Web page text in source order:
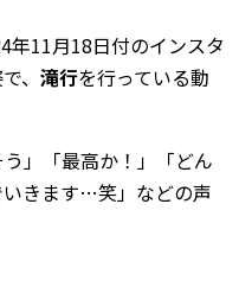
年11月18日付のインスタ
、 滝行を行っている動
」「最高か！」「どん
いきます…笑」などの声